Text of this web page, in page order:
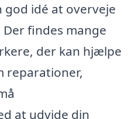
idé at overveje
findes mange
der kan hjælpe
reparationer,
at udvide din